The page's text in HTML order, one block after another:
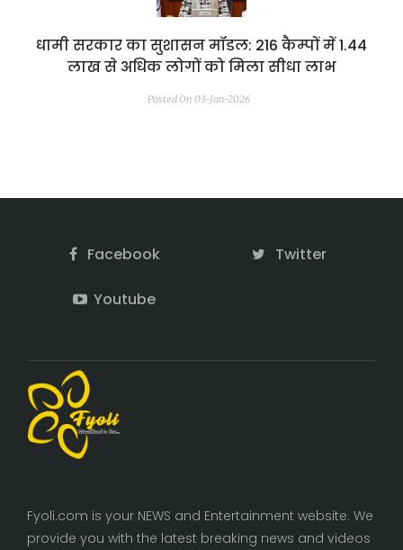
धामी सरकार का सुशासन मॉडल: 216 कैम्पों में 1.44
लाख से अधिक लोगों को मिला सीधा लाभ
Posted On 03-Jan-2026
Facebook Twitter
Youtube
Fyoli.com is your NEWS and Entertainment website. We
provide you with the latest breaking news and videos